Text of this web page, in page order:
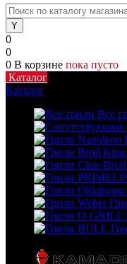
0
0
0 В корзине пока пусто
Каталог
Каталог
Все